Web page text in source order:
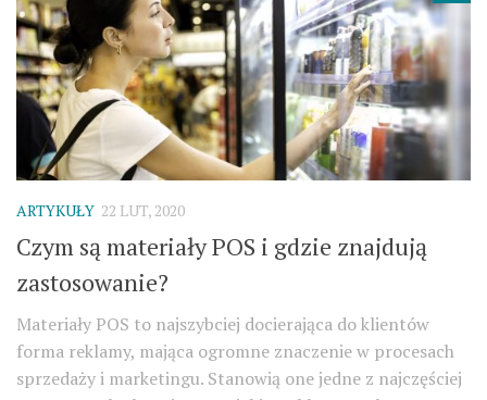
ARTYKUŁY 22 LUT, 2020
Czym są materiały POS i gdzie znajdują
zastosowanie?
Materiały POS to najszybciej docierająca do klientów
forma reklamy, mająca ogromne znaczenie w procesach
sprzedaży i marketingu. Stanowią one jedne z najczęściej